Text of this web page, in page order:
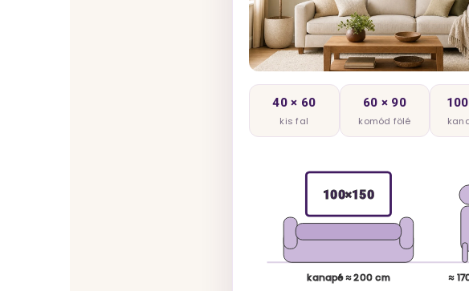
40 × 60
kis fal
60 × 90
komód fölé
100×150
kanapé ≈ 200 cm ≈